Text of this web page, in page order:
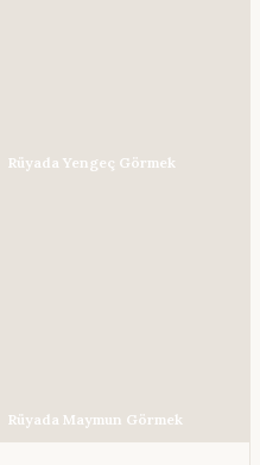
Rüyada Yengeç Görmek
Rüyada Maymun Görmek